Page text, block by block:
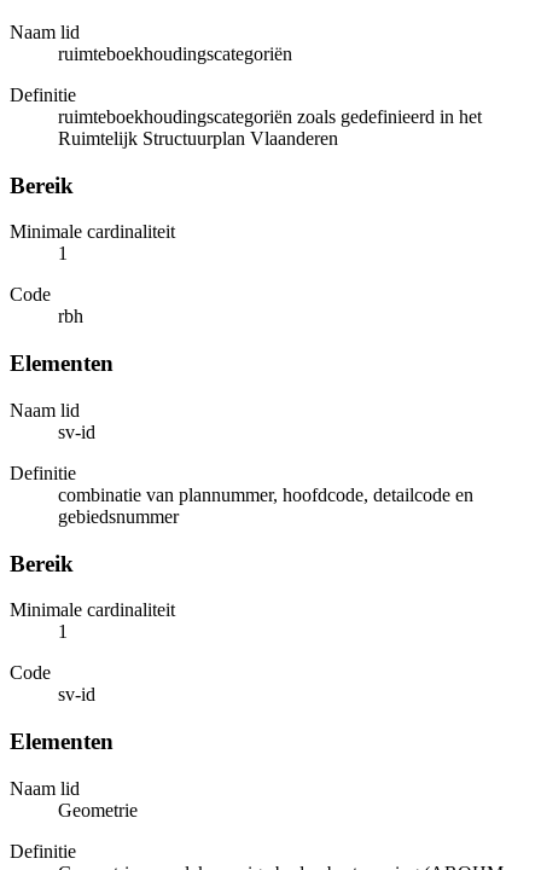
Naam lid
ruimteboekhoudingscategoriën
Definitie
ruimteboekhoudingscategoriën zoals gedefinieerd in het
Ruimtelijk Structuurplan Vlaanderen
Bereik
Minimale cardinaliteit
1
Code
rbh
Elementen
Naam lid
sv-id
Definitie
combinatie van plannummer, hoofdcode, detailcode en
gebiedsnummer
Bereik
Minimale cardinaliteit
1
Code
sv-id
Elementen
Naam lid
Geometrie
Definitie